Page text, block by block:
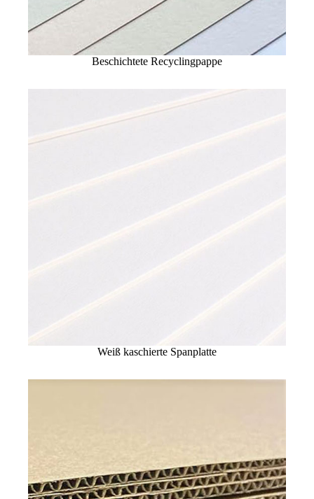
Beschichtete Recyclingpappe
Weiß kaschierte Spanplatte